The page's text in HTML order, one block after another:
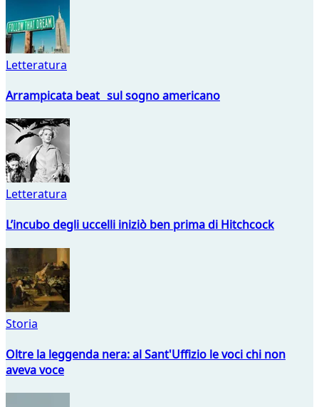
Letteratura
Arrampicata beat sul sogno americano
Letteratura
L’incubo degli uccelli iniziò ben prima di Hitchcock
Storia
Oltre la leggenda nera: al Sant'Uffizio le voci chi non
aveva voce